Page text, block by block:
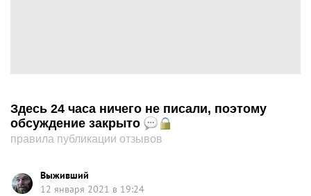
Здесь 24 часа ничего не писали, поэтому
обсуждение закрыто
правила публикации отзывов
Выживший
12 января 2021 в 19:24